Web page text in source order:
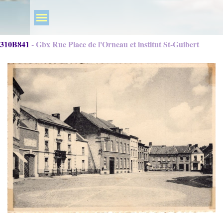
310B841 - Gbx Rue Place de l'Orneau et institut St-Guibert